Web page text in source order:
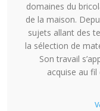
domaines du
de la maison.
sujets allant des
la sélection de
Son travail
acquise au